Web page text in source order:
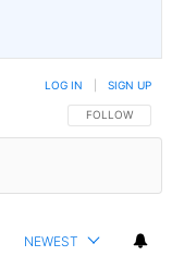
FOLLOW THIS
FOLLOW
LOG IN SIGN UP
NEWEST